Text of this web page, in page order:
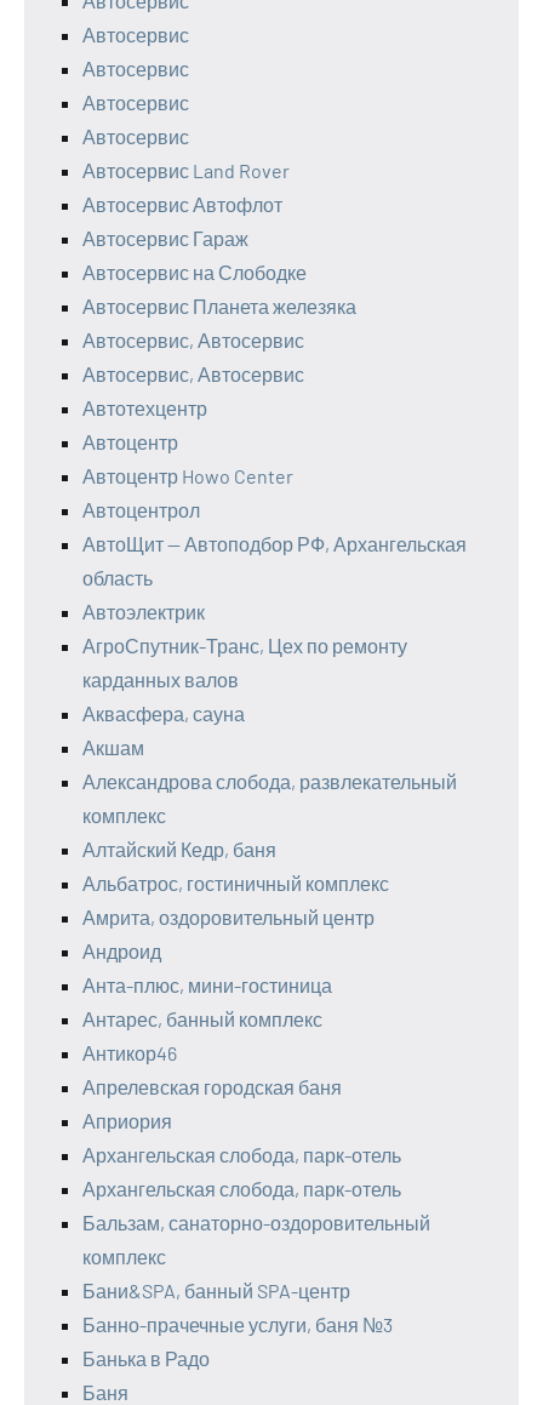
Автосервис
Автосервис
Автосервис
Автосервис
Автосервис Land Rover
Автосервис Автофлот
Автосервис Гараж
Автосервис на Слободке
Автосервис Планета железяка
Автосервис, Автосервис
Автосервис, Автосервис
Автотехцентр
Автоцентр
Автоцентр Howo Center
Автоцентрол
АвтоЩит — Автоподбор РФ, Архангельская
область
Автоэлектрик
АгроСпутник-Транс, Цех по ремонту
карданных валов
Аквасфера, сауна
Акшам
Александрова слобода, развлекательный
комплекс
Алтайский Кедр, баня
Альбатрос, гостиничный комплекс
Амрита, оздоровительный центр
Андроид
Анта-плюс, мини-гостиница
Антарес, банный комплекс
Антикор46
Апрелевская городская баня
Априория
Архангельская слобода, парк-отель
Архангельская слобода, парк-отель
Бальзам, санаторно-оздоровительный
комплекс
Бани&SPA, банный SPA-центр
Банно-прачечные услуги, баня №3
Банька в Радо
Баня